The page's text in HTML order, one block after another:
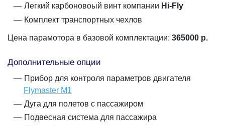
Легкий карбоновоый винт компании Hi-Fly
Комплект транспортных чехлов
Цена парамотора в базовой комплектации: 365000 р.
Дополнительные опции
Прибор для контроля параметров двигателя
Flymaster M1
Дуга для полетов с пассажиром
Подвесная система для пассажира